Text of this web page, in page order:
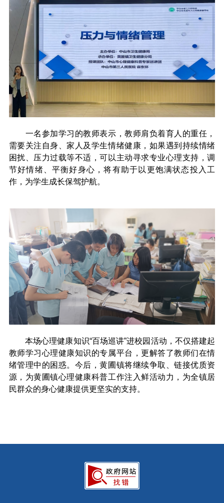
一名参加学习的教师表示，教师肩负着育人的重任，
需要关注自身、家人及学生情绪健康，如果遇到持续情绪
困扰、压力过载等不适，可以主动寻求专业心理支持，调
节好情绪、平衡好身心，将有助于以更饱满状态投入工
作，为学生成长保驾护航。
本场心理健康知识“百场巡讲”进校园活动，不仅搭建起
教师学习心理健康知识的专属平台，更解答了教师们在情
绪管理中的困惑。今后，黄圃镇将继续争取、链接优质资
源，为黄圃镇心理健康科普工作注入鲜活动力，为全镇居
民群众的身心健康提供更坚实的支持。